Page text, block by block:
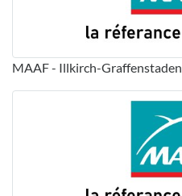
MAAF - Illkirch-Graffenstaden